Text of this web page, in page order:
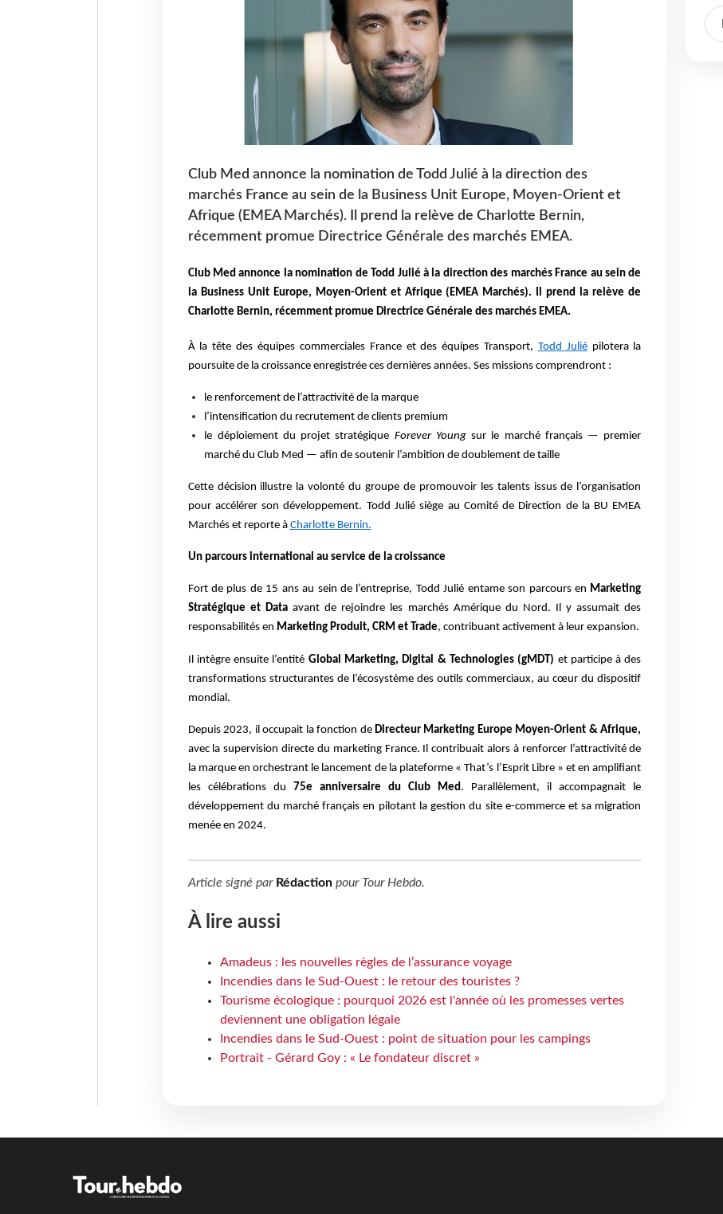
Club Med annonce la nomination de Todd Julié à la direction des
marchés France au sein de la Business Unit Europe, Moyen-Orient et
Afrique (EMEA Marchés). Il prend la relève de Charlotte Bernin,
récemment promue Directrice Générale des marchés EMEA.
Club Med annonce la nomination de Todd Julié à la direction des marchés France au sein de
la Business Unit Europe, Moyen-Orient et Afrique (EMEA Marchés). Il prend la relève de
Charlotte Bernin, récemment promue Directrice Générale des marchés EMEA.
À la tête des équipes commerciales France et des équipes Transport, Todd Juliépilotera la
poursuite de la croissance enregistrée ces dernières années. Ses missions comprendront :
le renforcement de l’attractivité de la marque
l’intensification du recrutement de clients premium
le déploiement du projet stratégique Forever Youngsur le marché français — premier
marché du Club Med — afin de soutenir l’ambition de doublement de taille
Cette décision illustre la volonté du groupe de promouvoir les talents issus de l’organisation
pour accélérer son développement. Todd Julié siège au Comité de Direction de la BU EMEA
Marchés et reporte à Charlotte Bernin.
Un parcours international au service de la croissance
Fort de plus de 15 ans au sein de l’entreprise, Todd Julié entame son parcours en Marketing
Stratégique et Data avant de rejoindre les marchés Amérique du Nord. Il y assumait des
responsabilités en Marketing Produit, CRM et Trade, contribuant activement à leur expansion.
Il intègre ensuite l’entité Global Marketing, Digital & Technologies (gMDT) et participe à des
transformations structurantes de l’écosystème des outils commerciaux, au cœur du dispositif
mondial.
Depuis 2023, il occupait la fonction de Directeur Marketing Europe Moyen-Orient & Afrique,
avec la supervision directe du marketing France. Il contribuait alors à renforcer l’attractivité de
la marque en orchestrant le lancement de la plateforme « That’s l’Esprit Libre » et en amplifiant
les célébrations du 75e anniversaire du Club Med. Parallèlement, il accompagnait le
développement du marché français en pilotant la gestion du site e-commerce et sa migration
menée en 2024.
Article signé par Rédactionpour Tour Hebdo.
À lire aussi
Amadeus : les nouvelles règles de l’assurance voyage
Incendies dans le Sud-Ouest : le retour des touristes ?
Tourisme écologique : pourquoi 2026 est l'année où les promesses vertes
deviennent une obligation légale
Incendies dans le Sud-Ouest : point de situation pour les campings
Portrait - Gérard Goy : « Le fondateur discret »